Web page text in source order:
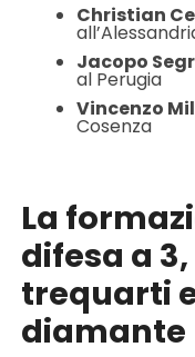
Christian
Jacopo
al Perugia
Vincenzo
Cosenza
La
difesa a
trequarti
diamante